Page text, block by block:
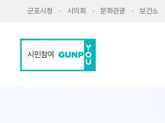
군포시청 시의회 문화관광 보건소
시민참여